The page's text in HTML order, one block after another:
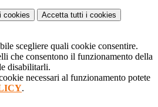
i cookies Accetta tutti i cookies
scegliere quali cookie consentire.
che consentono il funzionamento della
disabilitarli.
necessari al funzionamento potete
.